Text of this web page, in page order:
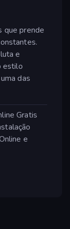
que prende
e
estilo
das
Gratis
e